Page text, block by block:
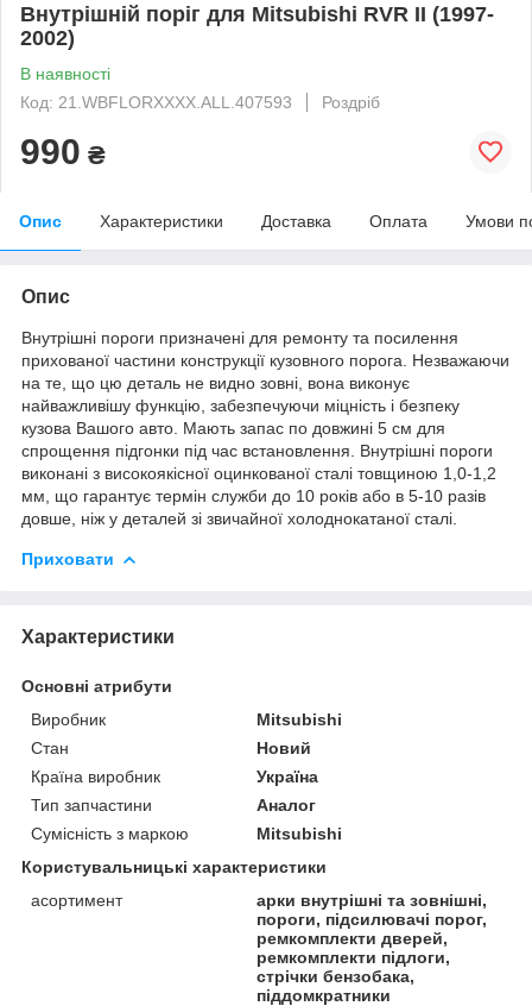
Внутрішній поріг для Mitsubishi RVR II (1997-
2002)
В наявності
Код: 21.WBFLORXXXX.ALL.407593
Роздріб
990 ₴
Опис Характеристики Доставка Оплата Умови
Опис
Внутрішні пороги призначені для ремонту та посилення
прихованої частини конструкції кузовного порога. Незважаючи
на те, що цю деталь не видно зовні, вона виконує
найважливішу функцію, забезпечуючи міцність і безпеку
кузова Вашого авто. Мають запас по довжині 5 см для
спрощення підгонки під час встановлення. Внутрішні пороги
виконані з високоякісної оцинкованої сталі товщиною 1,0-1,2
мм, що гарантує термін служби до 10 років або в 5-10 разів
довше, ніж у деталей зі звичайної холоднокатаної сталі.
Приховати
Характеристики
Основні атрибути
Виробник
Mitsubishi
Стан
Новий
Країна виробник
Україна
Тип запчастини
Аналог
Сумісність з маркою
Mitsubishi
Користувальницькі характеристики
асортимент
арки внутрішні та зовнішні,
пороги, підсилювачі порог,
ремкомплекти дверей,
ремкомплекти підлоги,
стрічки бензобака,
піддомкратники